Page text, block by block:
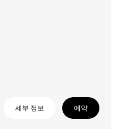
세부 정보 예약